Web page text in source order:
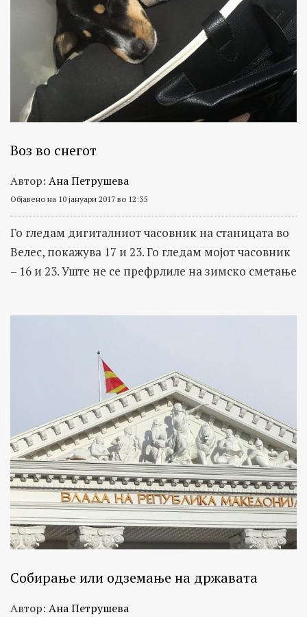
Воз во снегот
Автор: Ана Петрушева
Објавено на 10 јануари 2017 во 12:35
Го гледам дигиталниот часовник на станицата во
Велес, покажува 17 и 23. Го гледам мојот часовник
– 16 и 23. Уште не се префрлиле на зимско сметање
Собирање или одземање на државата
Автор: Ана Петрушева